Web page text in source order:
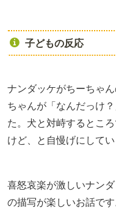
子どもの反応
ナンダッケがちーちゃ
ちゃんが「なんだっけ
た。犬と対峙するとこ
けど、と自慢げにしてい
喜怒哀楽が激しいナン
の描写が楽しいお話です